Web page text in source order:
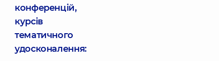
конференцій,
курсів
тематичного
удосконалення: